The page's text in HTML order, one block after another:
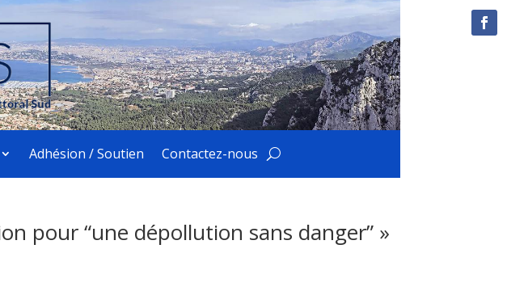
Adhésion / Soutien Contactez-nous
pour “une dépollution sans danger” »